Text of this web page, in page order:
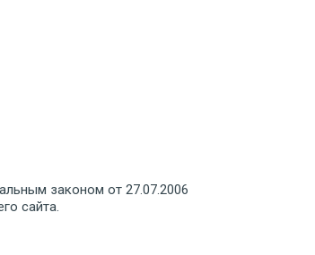
законом от 27.07.2006
сайта.